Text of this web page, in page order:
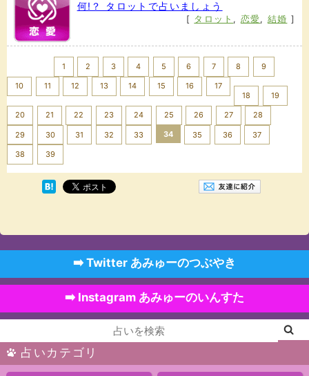
何!？ タロットで占いましょう
[ タロット , 恋愛, 結婚 ]
1 2 3 4 5 6 7 8 9
10 11 12 13 14 15 16
17
18
19
20 21 22 23 24 25 26 27 28
29 30 31 32 33 34 35 36 37
38 39
➡️ Twitter あみゅーのつぶやき
➡️ Instagram あみゅーのいんすた
占いカテゴリ